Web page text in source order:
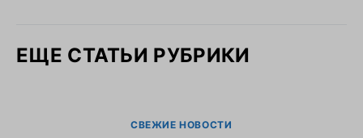
ЕЩЕ СТАТЬИ РУБРИКИ
СВЕЖИЕ НОВОСТИ